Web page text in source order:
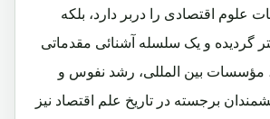
علوم اقتصادی را دربر دارد، بلکه
گردیده و یک سلسله آشنائی مقدماتی
مؤسسات بین المللی، رشد نفوس و
برجسته در تاریخ علم اقتصاد نیز